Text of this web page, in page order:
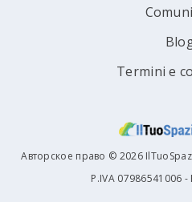
Termini e
Авторское право © 2026
P.IVA 07986541006